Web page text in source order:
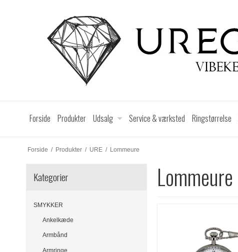
Forside Produkter Udsalg Service & værksted Ringstørrelse
Forside / Produkter / URE / Lommeure
Kategorier
SMYKKER
Ankelkæde
Armbånd
Armringe
Lommeure